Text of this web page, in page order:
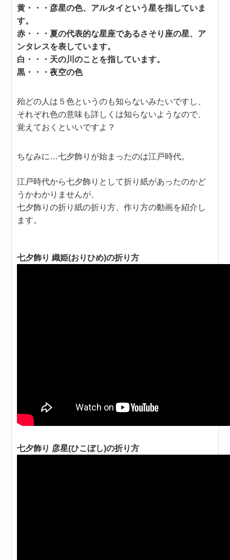
黄・・・彦星の色、アルタイという星を指していま
す。
赤・・・夏の代表的な星座であるさそり座の星、ア
ンタレスを表しています。
白・・・天の川のことを指しています。
黒・・・夜空の色
殆どの人は５色というのも知らないみたいですし、
それぞれ色の意味も詳しくは知らないようなので、
覚えておくといいですよ？
ちなみに…七夕飾りが始まったのは江戸時代。
江戸時代から七夕飾りとして折り紙があったのかど
うかわかりませんが、
七夕飾りの折り紙の折り方、作り方の動画を紹介し
ます。
七夕飾り 織姫(おりひめ)の折り方
七夕飾り 彦星(ひこぼし)の折り方